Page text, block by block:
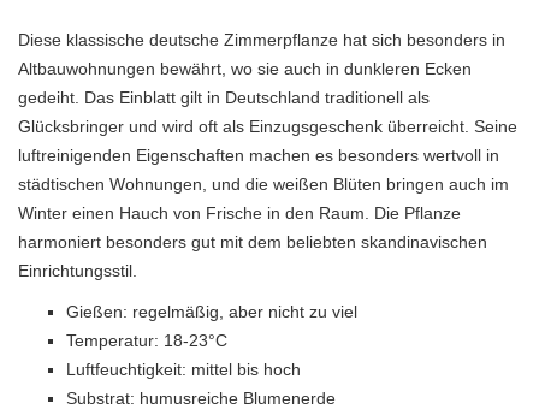
Diese klassische deutsche Zimmerpflanze hat sich besonders in
Altbauwohnungen bewährt, wo sie auch in dunkleren Ecken
gedeiht. Das Einblatt gilt in Deutschland traditionell als
Glücksbringer und wird oft als Einzugsgeschenk überreicht. Seine
luftreinigenden Eigenschaften machen es besonders wertvoll in
städtischen Wohnungen, und die weißen Blüten bringen auch im
Winter einen Hauch von Frische in den Raum. Die Pflanze
harmoniert besonders gut mit dem beliebten skandinavischen
Einrichtungsstil.
Gießen: regelmäßig, aber nicht zu viel
Temperatur: 18-23°C
Luftfeuchtigkeit: mittel bis hoch
Substrat: humusreiche Blumenerde